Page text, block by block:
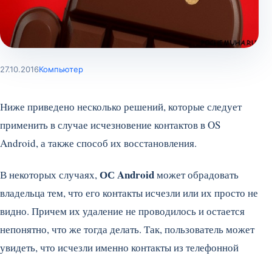
27.10.2016Компьютер
Ниже приведено несколько решений, которые следует
применить в случае исчезновение контактов в OS
Android, а также способ их восстановления.
В некоторых случаях,ОС Androidможет обрадовать
владельца тем, что его контакты исчезли или их просто не
видно. Причем их удаление не проводилось и остается
непонятно, что же тогда делать. Так, пользователь может
увидеть, что исчезли именно контакты из телефонной